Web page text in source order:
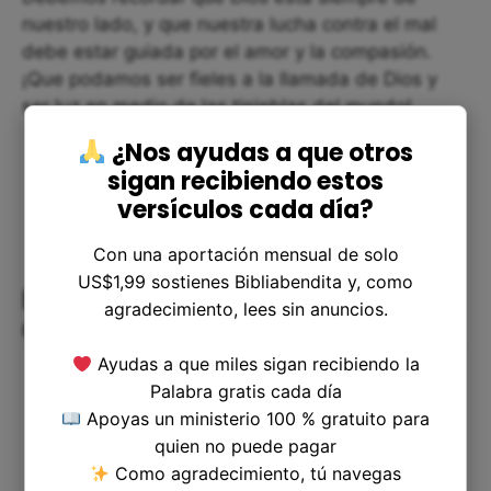
nuestro lado, y que nuestra lucha contra el mal
debe estar guiada por el amor y la compasión.
¡Que podamos ser fieles a la llamada de Dios y
ser luz en medio de las tinieblas del mundo!
El Llamado al Corazón: Reflexión
Corta
¿Nos ayudas a que otros
sigan recibiendo estos
versículos cada día?
Con una aportación mensual de solo
US$1,99 sostienes Bibliabendita y, como
agradecimiento, lees sin anuncios.
Ayudas a que miles sigan recibiendo la
Palabra gratis cada día
Apoyas un ministerio 100 % gratuito para
quien no puede pagar
Como agradecimiento, tú navegas